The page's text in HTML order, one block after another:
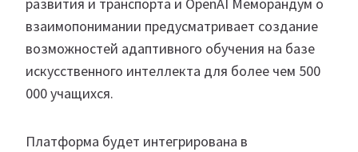
развития и транспорта и OpenAI Меморандум о
взаимопонимании предусматривает создание
возможностей адаптивного обучения на базе
искусственного интеллекта для более чем 500
000 учащихся.
Платформа будет интегрирована в